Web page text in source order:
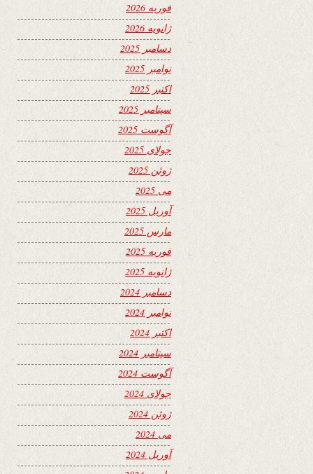
فوریه 2026
ژانویه 2026
دسامبر 2025
نوامبر 2025
اکتبر 2025
سپتامبر 2025
آگوست 2025
جولای 2025
ژوئن 2025
می 2025
آوریل 2025
مارس 2025
فوریه 2025
ژانویه 2025
دسامبر 2024
نوامبر 2024
اکتبر 2024
سپتامبر 2024
آگوست 2024
جولای 2024
ژوئن 2024
می 2024
آوریل 2024